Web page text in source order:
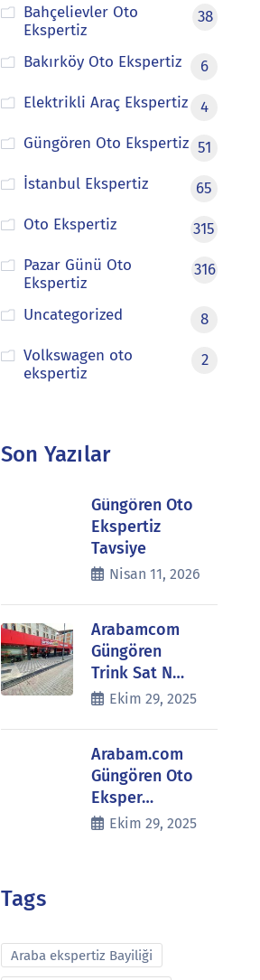
Bahçelievler Oto
Ekspertiz
38
Bakırköy Oto Ekspertiz
6
Elektrikli Araç Ekspertiz
4
Güngören Oto Ekspertiz 51
İstanbul Ekspertiz
65
Oto Ekspertiz
315
Pazar Günü Oto
Ekspertiz
316
Uncategorized
8
Volkswagen oto
ekspertiz
2
Son Yazılar
Güngören Oto
Ekspertiz
Tavsiye
Nisan 11, 2026
Arabamcom
Güngören
Trink Sat N…
Ekim 29, 2025
Arabam.com
Güngören Oto
Eksper…
Ekim 29, 2025
Tags
Araba ekspertiz Bayiliği